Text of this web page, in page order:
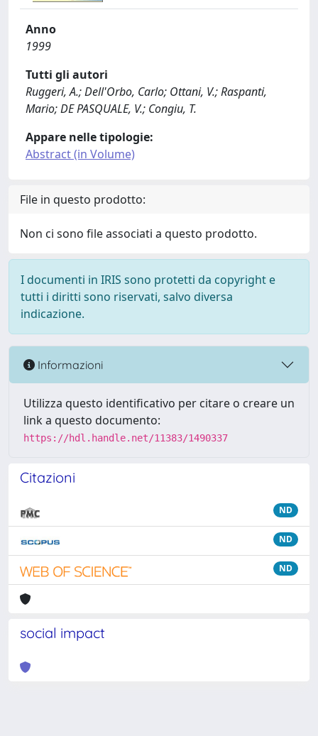
Anno
1999
Tutti gli autori
Ruggeri, A.; Dell'Orbo, Carlo; Ottani, V.; Raspanti,
Mario; DE PASQUALE, V.; Congiu, T.
Appare nelle tipologie:
Abstract (in Volume)
File in questo prodotto:
Non ci sono file associati a questo prodotto.
I documenti in IRIS sono protetti da copyright e
tutti i diritti sono riservati, salvo diversa
indicazione.
Informazioni
Utilizza questo identificativo per citare o creare un
link a questo documento:
https://hdl.handle.net/11383/1490337
Citazioni
ND
ND
ND
social impact